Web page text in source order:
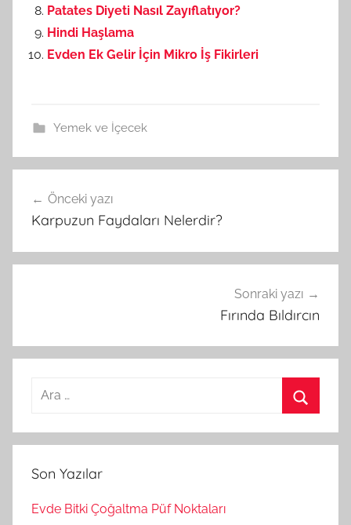
Patates Diyeti Nasıl Zayıflatıyor?
Hindi Haşlama
Evden Ek Gelir İçin Mikro İş Fikirleri
Yemek ve İçecek
Yazı
gezinmesi
Önceki yazı
Karpuzun Faydaları Nelerdir?
Sonraki yazı
Fırında Bıldırcın
a
a
r
Son Yazılar
Evde Bitki Çoğaltma Püf Noktaları